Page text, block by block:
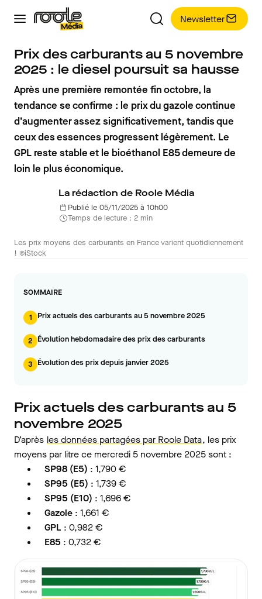
Newsletter
Prix des carburants au 5 novembre
2025 : le diesel poursuit sa hausse
Après une première remontée fin octobre, la
tendance se confirme : le prix du gazole continue
d’augmenter assez significativement, tandis que
ceux des essences progressent légèrement. Le
GPL reste stable et le bioéthanol E85 demeure de
loin le plus économique.
La rédaction de Roole Média
Publié le 05/11/2025 à 10h00
Temps de lecture : 2 min
Les prix moyens des carburants en France varient quotidiennement
! ©iStock
SOMMAIRE
1 Prix actuels des carburants au 5 novembre 2025
2 Évolution hebdomadaire des prix des carburants
3 Évolution des prix depuis janvier 2025
Prix actuels des carburants au 5
novembre 2025
D’après les données partagées par Roole Data, les prix
moyens par litre ce mercredi 5 novembre 2025 sont :
SP98 (E5) : 1,790 €
SP95 (E5) : 1,739 €
SP95 (E10) : 1,696 €
Gazole : 1,661 €
GPL : 0,982 €
E85 : 0,732 €